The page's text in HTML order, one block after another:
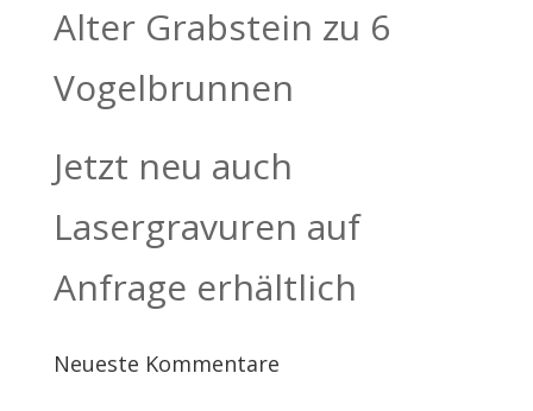
Alter Grabstein zu 6
Vogelbrunnen
Jetzt neu auch
Lasergravuren auf
Anfrage erhältlich
Neueste Kommentare